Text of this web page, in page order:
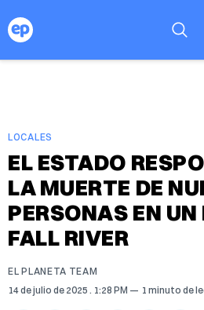
LOCALES
EL ESTADO
LA MUERTE DE
PERSONAS EN
FALL RIVER
EL PLANETA TEAM
14 de julio de 2025 . 1:28 PM 1 minuto de